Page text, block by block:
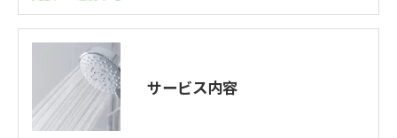
サービス内容